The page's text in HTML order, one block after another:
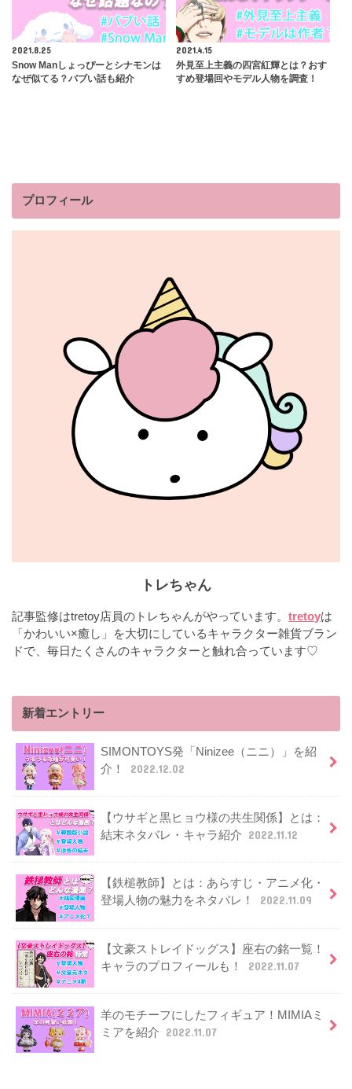
2021.8.25
Snow Manしょっぴーとシナモンは
なぜ似てる？バブい話も紹介
2021.4.15
外見至上主義の四宮紅輝とは？おす
すめ登場回やモデル人物を調査！
プロフィール
トレちゃん
記事監修はtretoy店員のトレちゃんがやっています。tretoyは
「かわいい×癒し」を大切にしているキャラクター雑貨ブラン
ドで、毎日たくさんのキャラクターと触れ合っています♡
新着エントリー
SIMONTOYS発「Ninizee（ニニ）」を紹
介！
2022.12.02
【ウサギと黒ヒョウ様の共生関係】とは：
結末ネタバレ・キャラ紹介 2022.11.12
【鉄槌教師】とは：あらすじ・アニメ化・
登場人物の魅力をネタバレ！
2022.11.09
【文豪ストレイドッグス】座右の銘一覧！
キャラのプロフィールも！
2022.11.07
羊のモチーフにしたフィギュア！MIMIAミ
ミアを紹介 2022.11.07